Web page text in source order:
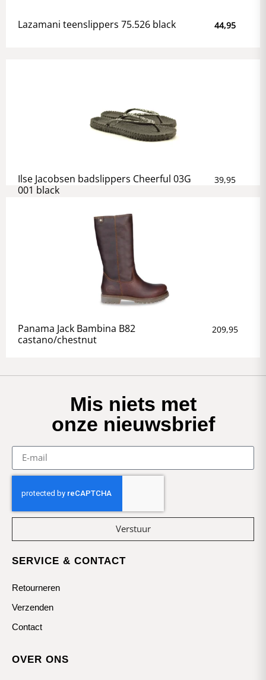
Lazamani teenslippers 75.526 black 44,95
Ilse Jacobsen badslippers Cheerful 03G
001 black
39,95
Panama Jack Bambina B82
castano/chestnut
209,95
Mis niets met
onze nieuwsbrief
Verstuur
SERVICE & CONTACT
Retourneren
Verzenden
Contact
OVER ONS